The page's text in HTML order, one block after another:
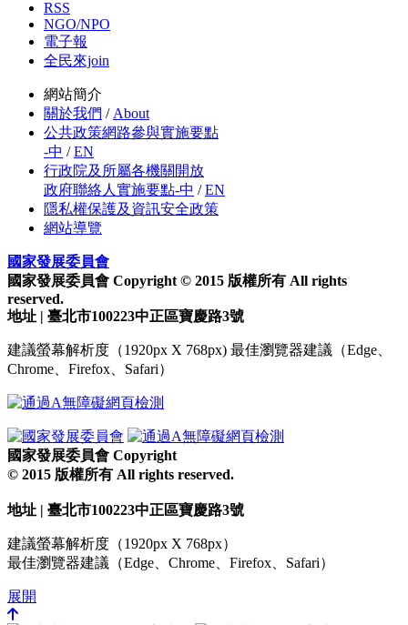
RSS
NGO/NPO
電子報
全民來join
網站簡介
關於我們 / About
公共政策網路參與實施要點
-中 /EN
行政院及所屬各機關開放
政府聯絡人實施要點-中 /EN
隱私權保護及資訊安全政策
網站導覽
國家發展委員會
國家發展委員會 Copyright © 2015 版權所有 All rights
reserved.
地址 | 臺北市100223中正區寶慶路3號
建議螢幕解析度（1920px X 768px) 最佳瀏覽器建議（Edge、
Chrome、Firefox、Safari）
國家發展委員會 Copyright
© 2015 版權所有 All rights reserved.
地址 | 臺北市100223中正區寶慶路3號
建議螢幕解析度（1920px X 768px）
最佳瀏覽器建議（Edge、Chrome、Firefox、Safari）
展開